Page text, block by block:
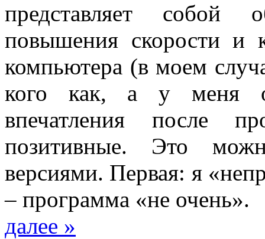
представляет собой
повышения скорости и
компьютера (в моем
кого как, а у меня
впечатления после
позитивные. Это
версиями. Первая: я
– программа «не очень».
далее »